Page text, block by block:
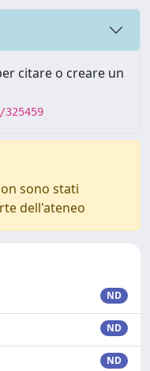
citare o creare un
sono stati
dell'ateneo
ND
ND
ND